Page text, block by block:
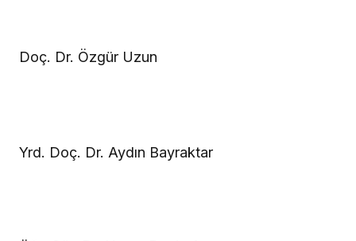
Doç. Dr. Özgür Uzun
Yrd. Doç. Dr. Aydın Bayraktar